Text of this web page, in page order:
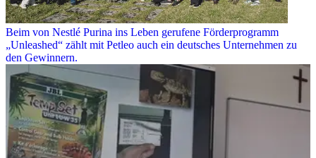
Beim von Nestlé Purina ins Leben gerufene Förderprogramm
„Unleashed“ zählt mit Petleo auch ein deutsches Unternehmen zu
den Gewinnern.